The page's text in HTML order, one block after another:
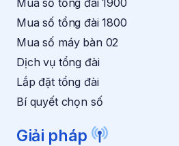
l
E
a
i
l
h
u
ế
n
ã
i
Mua số tổng đài 1800
Mua số máy bàn 02
Dịch vụ tổng đài
Lắp đặt tổng đài
Bí quyết chọn số
Giải pháp